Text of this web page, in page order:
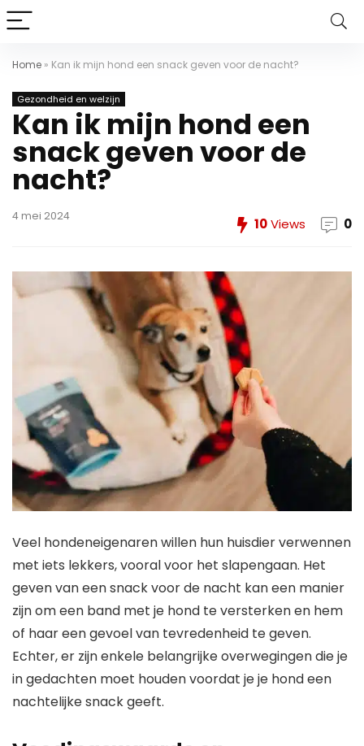
Home » Kan ik mijn hond een snack geven voor de nacht?
Gezondheid en welzijn
Kan ik mijn hond een
snack geven voor de
nacht?
4 mei 2024 10Views 0
Veel hondeneigenaren willen hun huisdier verwennen
met iets lekkers, vooral voor het slapengaan. Het
geven van een snack voor de nacht kan een manier
zijn om een band met je hond te versterken en hem
of haar een gevoel van tevredenheid te geven.
Echter, er zijn enkele belangrijke overwegingen die je
in gedachten moet houden voordat je je hond een
nachtelijke snack geeft.